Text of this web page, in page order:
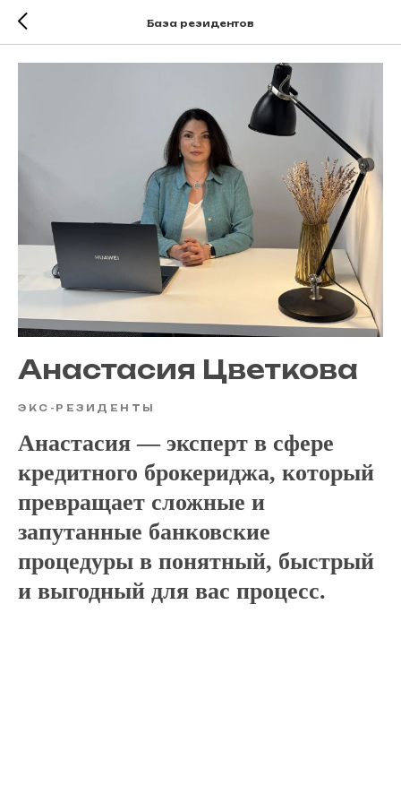
База резидентов
Анастасия Цветкова
ЭКС-РЕЗИДЕНТЫ
Анастасия — эксперт в сфере
кредитного брокериджа, который
превращает сложные и
запутанные банковские
процедуры в понятный, быстрый
и выгодный для вас процесс.